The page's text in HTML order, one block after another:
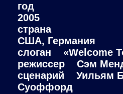
год
2005
страна
США, Германия
слоган «Welcome
режиссер Сэм
сценарий Уильям
Суоффорд